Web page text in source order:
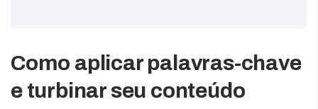
Como aplicar palavras-chave
e turbinar seu conteúdo